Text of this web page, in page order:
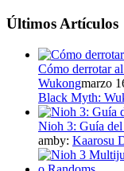
Últimos Artículos
Cómo derrotar
Wukongmarzo
Black Myth:
Nioh 3: Guía
amby: Kaarosu